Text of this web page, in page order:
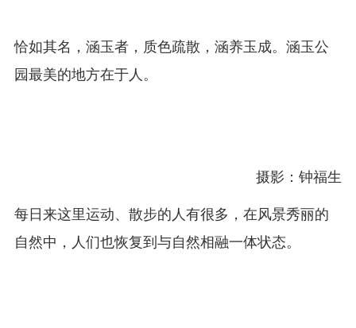
恰如其名，涵玉者，质色疏散，涵养玉成。涵玉公
园最美的地方在于人。
摄影：钟福生
每日来这里运动、散步的人有很多，在风景秀丽的
自然中，人们也恢复到与自然相融一体状态。